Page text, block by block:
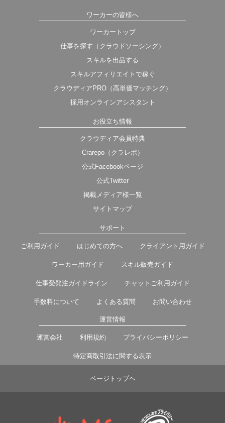
ワーカーの皆様へ
ワーカートップ
仕事を探す（クラウドソーシング）
スキルを出品する
スキルアフィリエイトで稼ぐ
クラウディアPRO（高単価マッチング）
採用オンラインアシスタント
お役立ち情報
クラウディア会員特典
Crarepo（クラレポ）
公式Facebookページ
公式Twitter
掲載メディア様一覧
サイトマップ
サポート
ご利用ガイド はじめての方へ クライアント用ガイド
ワーカー用ガイド スキル販売ガイド
仕事受発注ガイドライン チャットご利用ガイド
手数料について よくある質問 お問い合わせ
運営情報
運営会社 利用規約 プライバシーポリシー
特定商取引法に関する表示
ページトップヘ